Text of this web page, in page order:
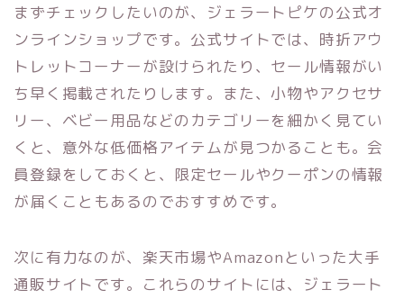
まずチェックしたいのが、ジェラートピケの公式オ
ンラインショップです。公式サイトでは、時折アウ
トレットコーナーが設けられたり、セール情報がい
ち早く掲載されたりします。また、小物やアクセサ
リー、ベビー用品などのカテゴリーを細かく見てい
くと、意外な低価格アイテムが見つかることも。会
員登録をしておくと、限定セールやクーポンの情報
が届くこともあるのでおすすめです。
次に有力なのが、楽天市場やAmazonといった大手
通販サイトです。これらのサイトには、ジェラート